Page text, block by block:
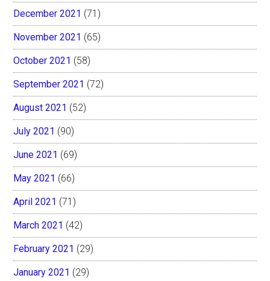
December 2021 (71)
November 2021 (65)
October 2021 (58)
September 2021 (72)
August 2021 (52)
July 2021 (90)
June 2021 (69)
May 2021 (66)
April 2021 (71)
March 2021 (42)
February 2021 (29)
January 2021 (29)